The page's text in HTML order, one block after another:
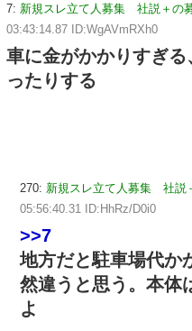
7: 新規スレ立て人募集 社説＋の
03:43:14.87 ID:WgAVmRXh0
車に金がかかりすぎ
ったりする
270: 新規スレ立て人募集 社説
05:56:40.31 ID:HhRz/D0i0
>>7
地方だと駐車場代か
然違うと思う。本体
よ